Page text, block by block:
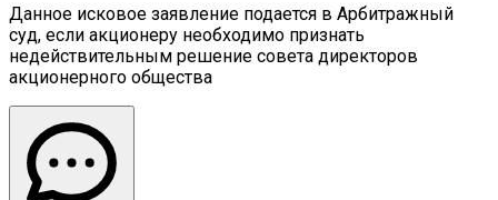
Данное исковое заявление подается в Арбитражный
суд, если акционеру необходимо признать
недействительным решение совета директоров
акционерного общества